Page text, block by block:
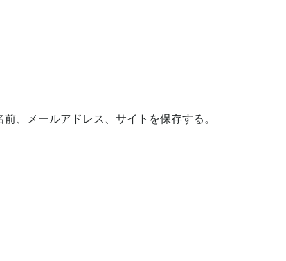
、メールアドレス、サイトを保存する。